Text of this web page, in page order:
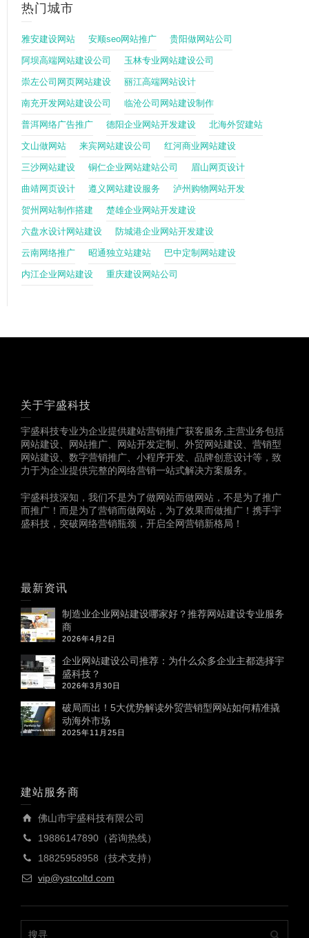
热门城市
雅安建设网站 安顺seo网站推广 贵阳做网站公司
阿坝高端网站建设公司 玉林专业网站建设公司
崇左公司网页网站建设 丽江高端网站设计
南充开发网站建设公司 临沧公司网站建设制作
普洱网络广告推广 德阳企业网站开发建设 北海外贸建站
文山做网站 来宾网站建设公司 红河商业网站建设
三沙网站建设 铜仁企业网站建站公司 眉山网页设计
曲靖网页设计 遵义网站建设服务 泸州购物网站开发
贺州网站制作搭建 楚雄企业网站开发建设
六盘水设计网站建设 防城港企业网站开发建设
云南网络推广 昭通独立站建站 巴中定制网站建设
内江企业网站建设 重庆建设网站公司
关于宇盛科技
宇盛科技专业为企业提供建站营销推广获客服务,主营业务包括
网站建设、网站推广、网站开发定制、外贸网站建设、营销型
网站建设、数字营销推广、小程序开发、品牌创意设计等，致
力于为企业提供完整的网络营销一站式解决方案服务。
宇盛科技深知，我们不是为了做网站而做网站，不是为了推广
而推广！而是为了营销而做网站，为了效果而做推广！携手宇
盛科技，突破网络营销瓶颈，开启全网营销新格局！
最新资讯
制造业企业网站建设哪家好？推荐网站建设专业服务
商
2026年4月2日
企业网站建设公司推荐：为什么众多企业主都选择宇
盛科技？
2026年3月30日
破局而出！5大优势解读外贸营销型网站如何精准撬
动海外市场
2025年11月25日
建站服务商
佛山市宇盛科技有限公司
19886147890（咨询热线）
18825958958（技术支持）
vip@ystcoltd.com